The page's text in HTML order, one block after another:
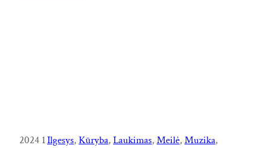
2024 1Ilgesys, Kūryba, Laukimas, Meilė, Muzika,